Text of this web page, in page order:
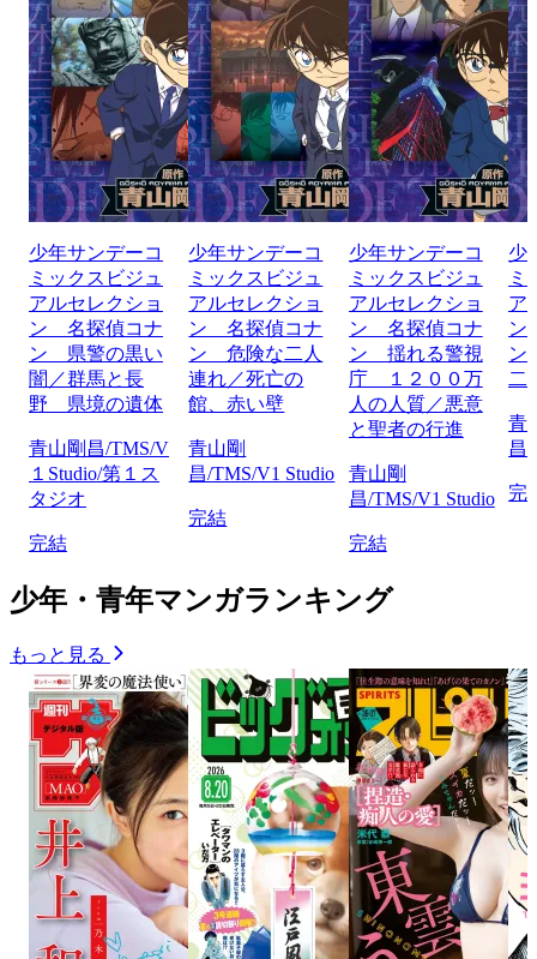
少年サンデーコ
ミックスビジュ
アルセレクショ
ン 名探偵コナ
ン 県警の黒い
闇／群馬と長
野 県境の遺体
青山剛昌/TMS/V
１Studio/第１ス
タジオ
完結
少年サンデーコ
ミックスビジュ
アルセレクショ
ン 名探偵コナ
ン 危険な二人
連れ／死亡の
館、赤い壁
青山剛
昌/TMS/V1 Studio
完結
少年サンデーコ
ミックスビジュ
アルセレクショ
ン 名探偵コナ
ン 揺れる警視
庁 １２００万
人の人質／悪意
と聖者の行進
青山剛
昌/TMS/V1 Studio
完結
少
ミ
ア
ン
ン
二
青
昌
完
少年・青年マンガランキング
もっと見る